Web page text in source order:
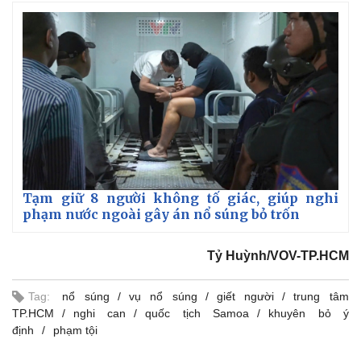
%
a
i
i
i
m
-
i
n
i
c
r
e
e
Tạm giữ 8 người không tố giác, giúp nghi
phạm nước ngoài gây án nổ súng bỏ trốn
Tỷ Huỳnh/VOV-TP.HCM
Tag: nổ súng vụ nổ súng giết người
trung tâm
TP.HCM
nghi can quốc tịch Samoa
khuyên bỏ ý
định
phạm tội